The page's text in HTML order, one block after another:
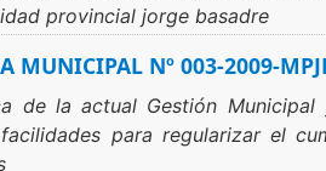
provincial jorge basadre
MUNICIPAL Nº 003-2009-
de la actual Gestión
para regularizar el